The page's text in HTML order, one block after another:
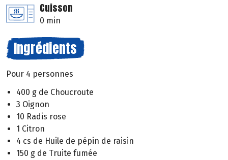
Cuisson
0 min
Ingrédients
Pour 4 personnes
400 g de Choucroute
3 Oignon
10 Radis rose
1 Citron
4 cs de Huile de pépin de raisin
150 g de Truite fumée